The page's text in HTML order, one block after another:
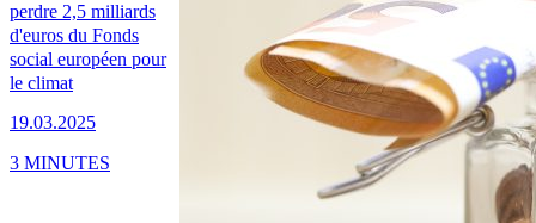
perdre 2,5 milliards
d'euros du Fonds
social européen pour
le climat
19.03.2025
3 MINUTES